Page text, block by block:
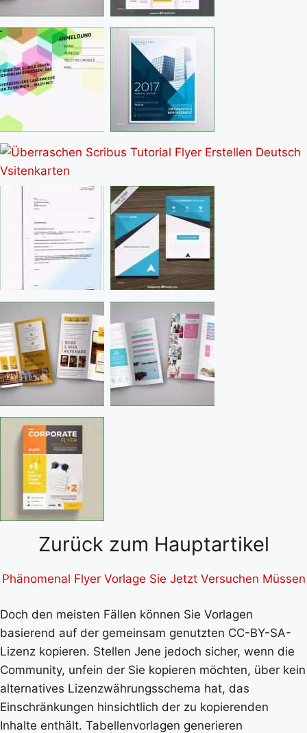
Zurück zum Hauptartikel
Phänomenal Flyer Vorlage Sie Jetzt Versuchen Müssen
Doch den meisten Fällen können Sie Vorlagen
basierend auf der gemeinsam genutzten CC-BY-SA-
Lizenz kopieren. Stellen Jene jedoch sicher, wenn die
Community, unfein der Sie kopieren möchten, über kein
alternatives Lizenzwährungsschema hat, das
Einschränkungen hinsichtlich der zu kopierenden
Inhalte enthält. Tabellenvorlagen generieren